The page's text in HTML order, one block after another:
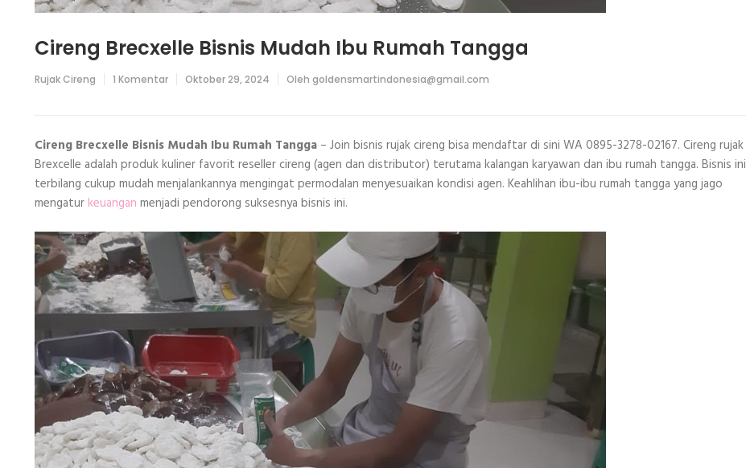
Cireng Brecxelle Bisnis Mudah Ibu Rumah Tangga
Rujak Cireng 1 Komentarpada
Ibu
Rumah
Tangga
Oktober 29, 2024 Oleh goldensmartindonesia@gmail.com
Cireng Brecxelle Bisnis Mudah Ibu Rumah Tangga – Join bisnis rujak cireng bisa mendaftar di sini WA 0895-3278-02167. Cireng rujak
Brexcelle adalah produk kuliner favorit reseller cireng (agen dan distributor) terutama kalangan karyawan dan ibu rumah tangga. Bisnis ini
terbilang cukup mudah menjalankannya mengingat permodalan menyesuaikan kondisi agen. Keahlihan ibu-ibu rumah tangga yang jago
mengatur keuangan menjadi pendorong suksesnya bisnis ini.